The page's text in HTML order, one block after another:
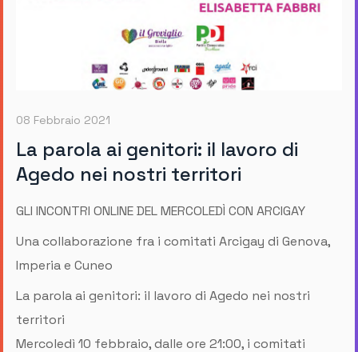
08 Febbraio 2021
La parola ai genitori: il lavoro di
Agedo nei nostri territori
GLI INCONTRI ONLINE DEL MERCOLEDÌ CON ARCIGAY
Una collaborazione fra i comitati Arcigay di Genova,
Imperia e Cuneo
La parola ai genitori: il lavoro di Agedo nei nostri
territori
Mercoledì 10 febbraio, dalle ore 21:00, i comitati